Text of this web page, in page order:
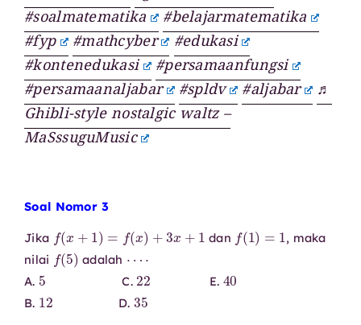
#soalmatematika
#belajarmatematika
#fyp
#mathcyber
#edukasi
#kontenedukasi
#persamaanfungsi
#persamaanaljabar
#spldv #aljabar
♬
Ghibli-style nostalgic waltz –
MaSssuguMusic
Soal Nomor 3
Jika
f(x = +3 x
dan
f(1)
, maka
nilai
f(5)
adalah
⋯ ⋅
A.
5
C.
22
E.
40
B.
12
D.
35